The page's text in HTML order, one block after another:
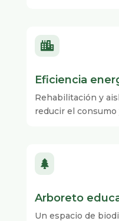

Eficiencia
Rehabilitación y
reducir el consumo

Arboreto
Un espacio de